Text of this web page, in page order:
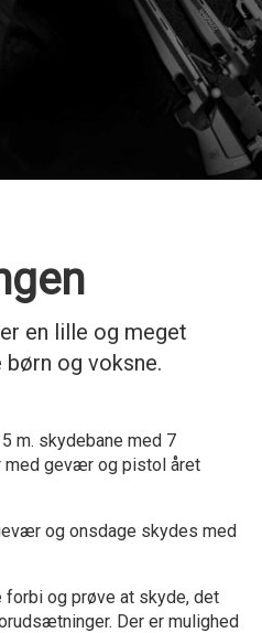
en lille og meget
børn og voksne.
m. skydebane med 7
med gevær og pistol året
og onsdage skydes med
forbi og prøve at skyde, det
Der er mulighed